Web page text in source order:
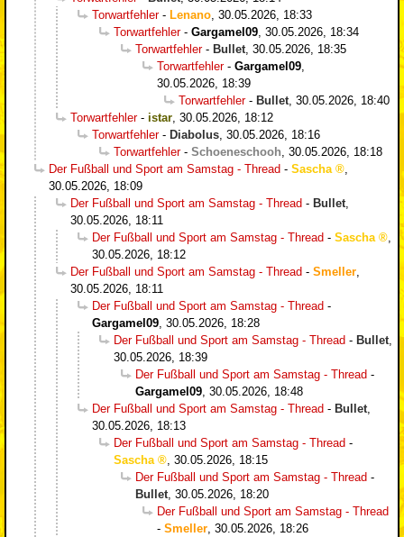
Torwartfehler- Lenano 30.05.2026, 18:33
Torwartfehler- Gargamel09 30.05.2026, 18:34
Torwartfehler- Bullet 30.05.2026, 18:35
Torwartfehler- Gargamel09
30.05.2026, 18:39
Torwartfehler- Bullet 30.05.2026, 18:40
Torwartfehler- istar 30.05.2026, 18:12
Torwartfehler- Diabolus 30.05.2026, 18:16
Torwartfehler- Schoeneschooh 30.05.2026, 18:18
Der Fußball und Sport am Samstag - Thread - Sascha
30.05.2026, 18:09
Der Fußball und Sport am Samstag - Thread - Bullet
30.05.2026, 18:11
Der Fußball und Sport am Samstag - Thread - Sascha
30.05.2026, 18:12
Der Fußball und Sport am Samstag - Thread - Smeller
30.05.2026, 18:11
Der Fußball und Sport am Samstag - Thread -
Gargamel09 30.05.2026, 18:28
Der Fußball und Sport am Samstag - Thread - Bullet
30.05.2026, 18:39
Der Fußball und Sport am Samstag - Thread -
Gargamel09 30.05.2026, 18:48
Der Fußball und Sport am Samstag - Thread - Bullet
30.05.2026, 18:13
Der Fußball und Sport am Samstag - Thread -
Sascha
30.05.2026, 18:15
Der Fußball und Sport am Samstag - Thread -
Bullet 30.05.2026, 18:20
Der Fußball und Sport am Samstag - Thread
- Smeller 30.05.2026, 18:26